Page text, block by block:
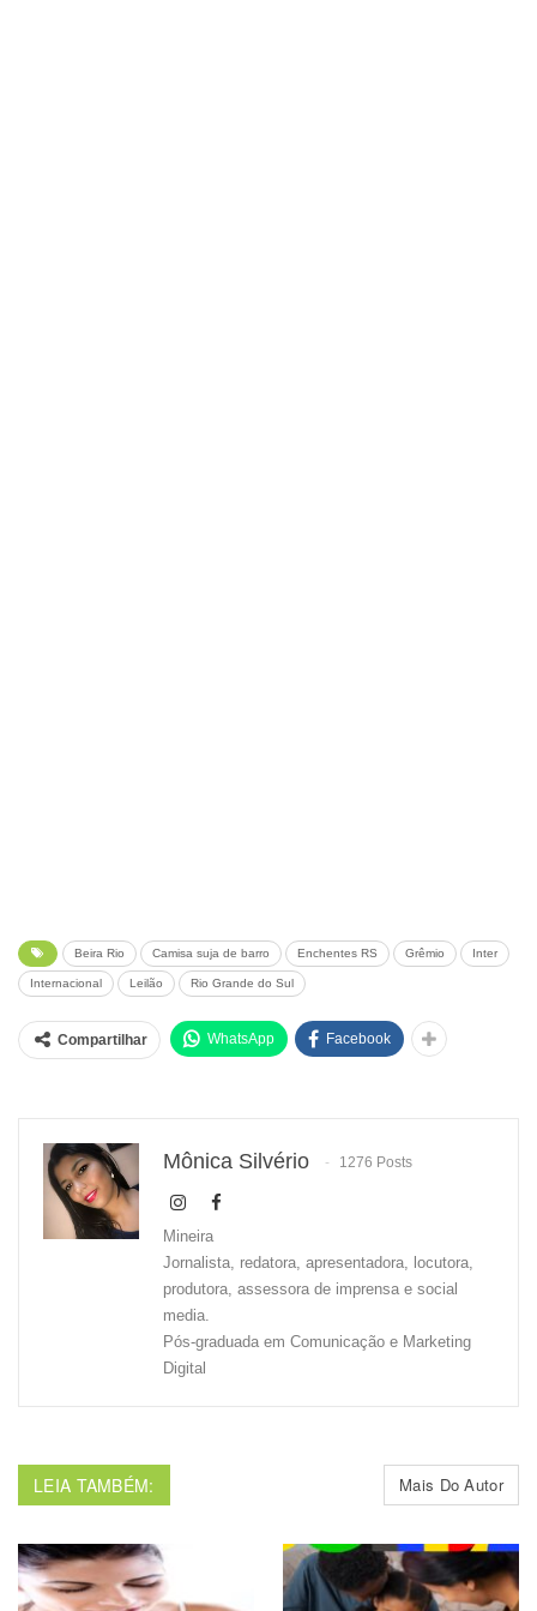
Beira Rio Camisa suja de barro Enchentes RS Grêmio Inter
Internacional Leilão Rio Grande do Sul
Compartilhar WhatsApp Facebook
Mônica Silvério 1276 Posts
Mineira
Jornalista, redatora, apresentadora, locutora,
produtora, assessora de imprensa e social
media.
Pós-graduada em Comunicação e Marketing
Digital
LEIA TAMBÉM: Mais Do Autor